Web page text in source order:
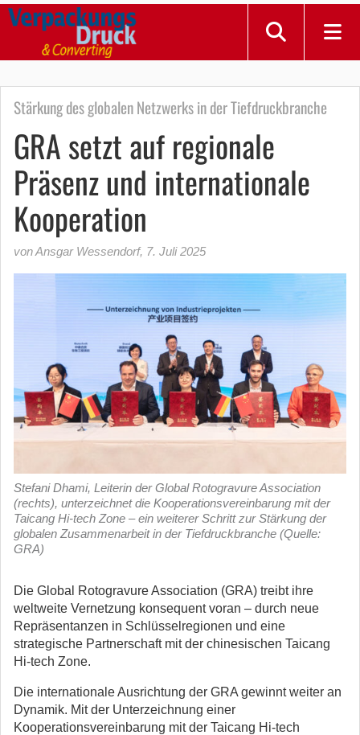
Stärkung des globalen Netzwerks in der Tiefdruckbranche
GRA setzt auf regionale
Präsenz und internationale
Kooperation
von Ansgar Wessendorf, 7. Juli 2025
Stefani Dhami, Leiterin der Global Rotogravure Association
(rechts), unterzeichnet die Kooperationsvereinbarung mit der
Taicang Hi-tech Zone – ein weiterer Schritt zur Stärkung der
globalen Zusammenarbeit in der Tiefdruckbranche (Quelle:
GRA)
Die Global Rotogravure Association (GRA) treibt ihre
weltweite Vernetzung konsequent voran – durch neue
Repräsentanzen in Schlüsselregionen und eine
strategische Partnerschaft mit der chinesischen Taicang
Hi-tech Zone.
Die internationale Ausrichtung der GRA gewinnt weiter an
Dynamik. Mit der Unterzeichnung einer
Kooperationsvereinbarung mit der Taicang Hi-tech